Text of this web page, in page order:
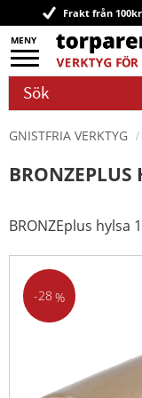
Meny
Frakt från 100kr
GNISTFRIA VERKTYG
BRONZEplus hylsa
28 %